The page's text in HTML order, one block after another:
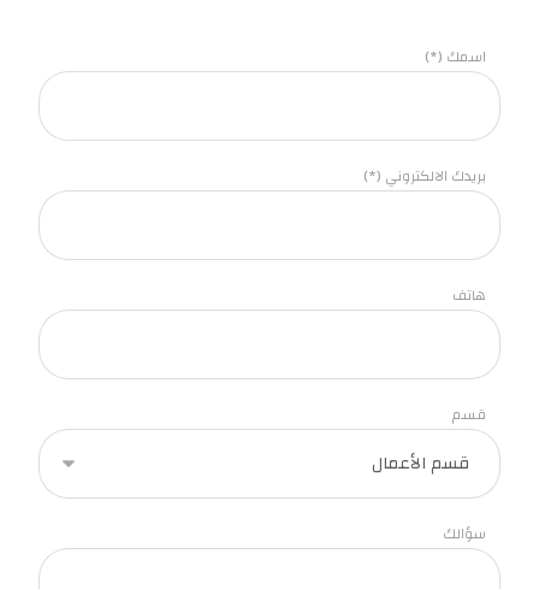
اسمك (*)
بريدك الالكتروني (*)
هاتف
قسم
سؤالك